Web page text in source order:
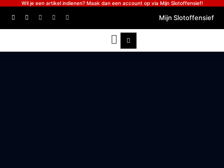
Wil je een artikel indienen? Maak dan een account op via Mijn Slotoffensief!
Mijn Slotoffensief